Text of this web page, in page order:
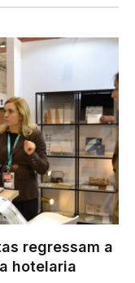
regressam a
hotelaria